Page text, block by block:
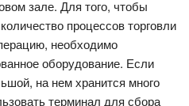
зале. Для того, чтобы
процессов торговли
необходимо
оборудование. Если
на нем хранится много
терминал для сбора